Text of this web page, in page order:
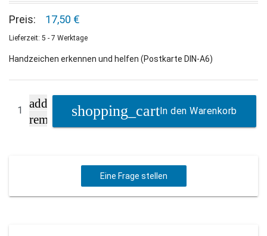
Preis: 17,50 €
Lieferzeit: 5 - 7 Werktage
Handzeichen erkennen und helfen (Postkarte DIN-A6)
add
remove
In den Warenkorb
Eine Frage stellen